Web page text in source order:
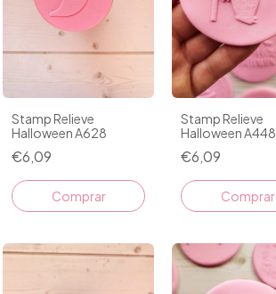
Stamp Relieve
Halloween A628
€6,09
Stamp Relieve
Halloween A448
€6,09